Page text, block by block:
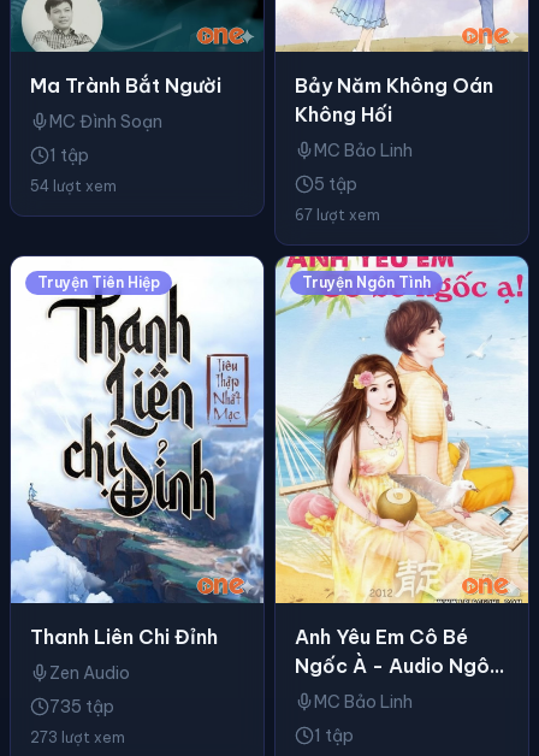
Ma Trành Bắt Người
MC Đình Soạn
1 tập
54 lượt xem
Bảy Năm Không Oán
Không Hối
MC Bảo Linh
5 tập
67 lượt xem
Truyện Tiên Hiệp
Thanh Liên Chi Đỉnh
Zen Audio
735 tập
273 lượt xem
Truyện Ngôn Tình
Anh Yêu Em Cô Bé
Ngốc À - Audio Ngôn
TìnhMC Bảo Linh
1 tập